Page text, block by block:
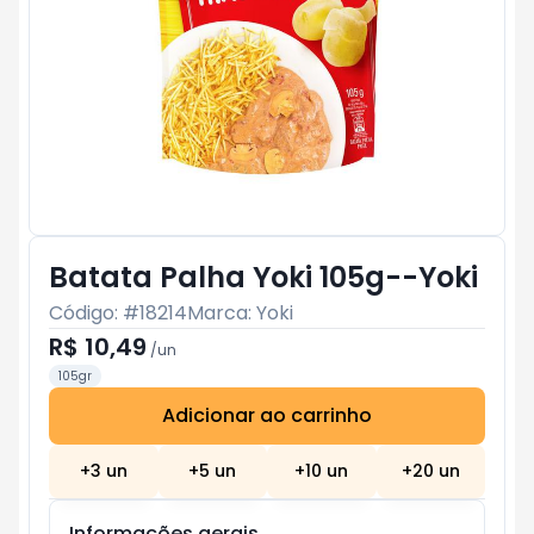
Batata Palha Yoki 105g--Yoki
Código: #18214Marca: Yoki
R$ 10,49 /un
105gr
Adicionar ao carrinho
+3 un +5 un +10 un +20 un